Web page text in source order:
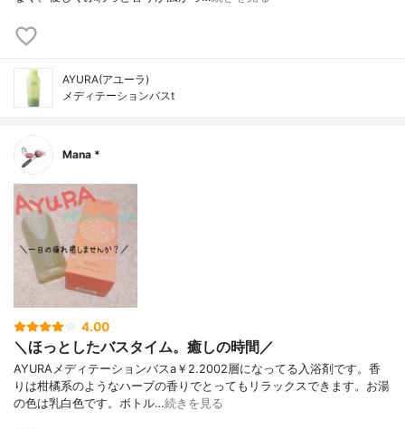
AYURA(アユーラ)
メディテーションバスt
Mana *
4.00
＼ほっとしたバスタイム。癒しの時間／
AYURAメディテーションバスa￥2.2002層になってる入浴剤です。香
りは柑橘系のようなハーブの香りでとってもリラックスできます。お湯
の色は乳白色です。ボトル…続きを見る